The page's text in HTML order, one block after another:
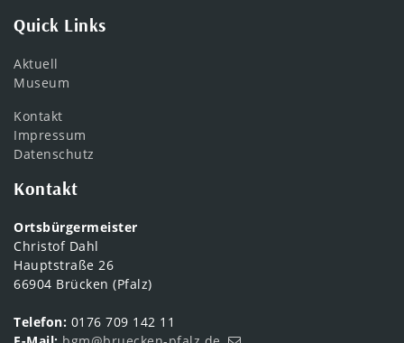
Quick Links
Aktuell
Museum
Kontakt
Impressum
Datenschutz
Kontakt
Ortsbürgermeister
Christof Dahl
Hauptstraße 26
66904 Brücken (Pfalz)
Telefon: 0176 709 142 11